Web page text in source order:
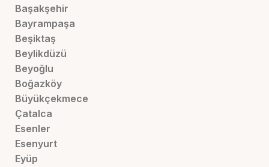
Başakşehir
Bayrampaşa
Beşiktaş
Beylikdüzü
Beyoğlu
Boğazköy
Büyükçekmece
Çatalca
Esenler
Esenyurt
Eyüp